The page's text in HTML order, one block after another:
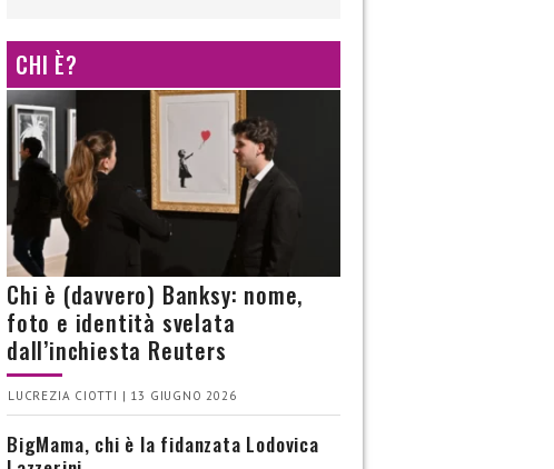
CHI È?
Chi è (davvero) Banksy: nome,
foto e identità svelata
dall’inchiesta Reuters
LUCREZIA CIOTTI | 13 GIUGNO 2026
BigMama, chi è la fidanzata Lodovica